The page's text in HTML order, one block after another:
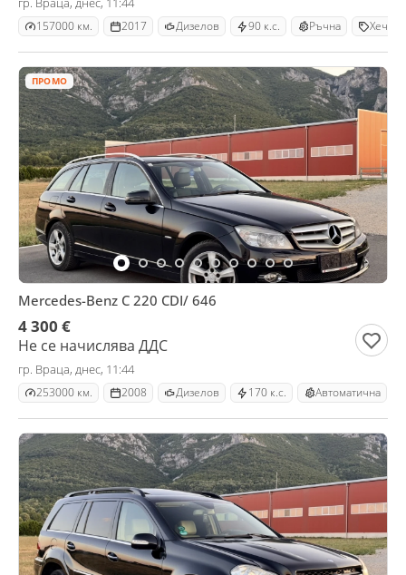
157000 км. 2017 Дизелов 90 к.с. Ръчна Хечбек
ПРОМО
Mercedes-Benz C 220 CDI/ 646
4 300 €
Не се начислява ДДС
гр. Враца, днес, 11:44
253000 км. 2008 Дизелов 170 к.с. Автоматична